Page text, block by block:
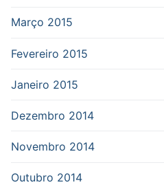
Março 2015
Fevereiro 2015
Janeiro 2015
Dezembro 2014
Novembro 2014
Outubro 2014